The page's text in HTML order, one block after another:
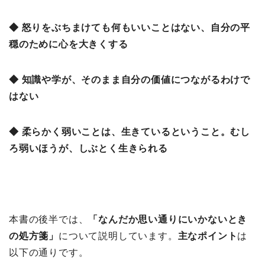
◆ 怒りをぶちまけても何もいいことはない、自分の平
穏のために心を大きくする
◆ 知識や学が、そのまま自分の価値につながるわけで
はない
◆ 柔らかく弱いことは、生きているということ。むし
ろ弱いほうが、しぶとく生きられる
本書の後半では、
「なんだか思い通りにいかないとき
の処方箋 」 について説明しています。 主なポイント は
以下の通りです。